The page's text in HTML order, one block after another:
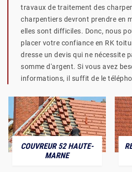
travaux de traitement des
charpentiers devront prendre en
elles sont difficiles. Donc, nous
placer votre confiance en RK
dresse un devis qui ne nécessite
somme d'argent. Si vous avez
informations, il suffit de le
COUVREUR 52 HAUTE-
MARNE